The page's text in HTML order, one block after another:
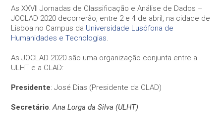
As XXVII Jornadas de Classificação e Análise de Dados –
JOCLAD 2020 decorrerão, entre 2 e 4 de abril, na cidade de
Lisboa no Campus da Universidade Lusófona de
Humanidades e Tecnologias.
As JOCLAD 2020 são uma organização conjunta entre a
ULHT e a CLAD:
Presidente: José Dias (Presidente da CLAD)
Secretário:Ana Lorga da Silva (ULHT)